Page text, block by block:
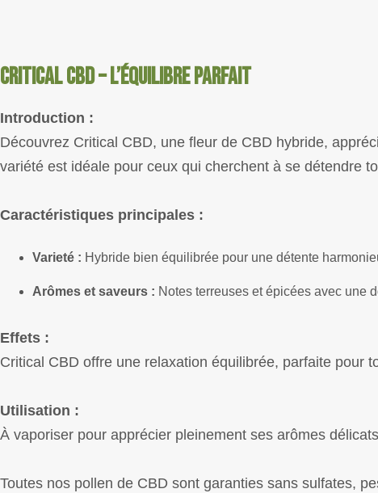
Critical CBD – L’Équilibre Parfait
Introduction :
Découvrez Critical CBD, une fleur de CBD hybride,
variété est idéale pour ceux qui cherchent à se détendre
Caractéristiques principales :
Varieté : Hybride bien équilibrée pour une détente
Arômes et saveurs : Notes terreuses et épicées avec une
Effets :
Critical CBD offre une relaxation équilibrée, parfaite pour
Utilisation :
À vaporiser pour apprécier pleinement ses arômes
Toutes nos pollen de CBD sont garanties sans sulfates,